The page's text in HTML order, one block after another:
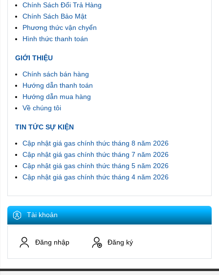
Chính Sách Đổi Trả Hàng
Chính Sách Bảo Mật
Phương thức vận chyển
Hình thức thanh toán
GIỚI THIỆU
Chính sách bán hàng
Hướng dẫn thanh toán
Hướng dẫn mua hàng
Về chúng tôi
TIN TỨC SỰ KIỆN
Cập nhật giá gas chính thức tháng 8 năm 2026
Cập nhật giá gas chính thức tháng 7 năm 2026
Cập nhật giá gas chính thức tháng 5 năm 2026
Cập nhật giá gas chính thức tháng 4 năm 2026
Tài khoản
Đăng nhập Đăng ký